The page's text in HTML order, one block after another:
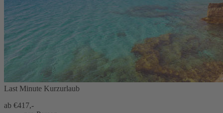
Last Minute Kurzurlaub
ab €417,-